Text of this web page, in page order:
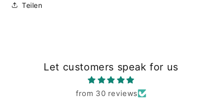
Teilen
Let customers speak for us
from 30 reviews